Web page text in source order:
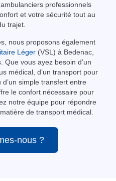
professionnels
et votre sécurité tout au
trajet.
nous proposons également
Léger (VSL) à Bedenac,
Que vous ayez besoin d’un
médical, d’un transport pour
simple transfert entre
le confort nécessaire pour
notre équipe pour répondre
de transport médical.
nous ?